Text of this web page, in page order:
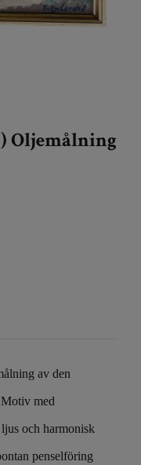
Oljemålning
av den
med
och harmonisk
penselföring